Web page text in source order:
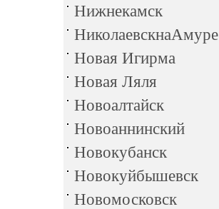
Нижнекамск
НиколаевскнаАмуре
Новая Игирма
Новая Ляля
Новоалтайск
Новоаннинский
Новокубанск
Новокуйбышевск
Новомосковск